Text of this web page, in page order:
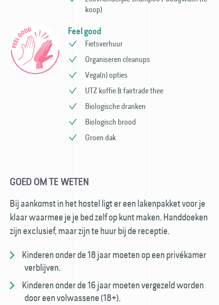
koop)
Feel good
Fietsverhuur
Organiseren cleanups
Vega(n) opties
UTZ koffie & fairtrade thee
Biologische dranken
Biologisch brood
Groen dak
GOED OM TE WETEN
Bij aankomst in het hostel ligt er een laken­pakket voor je
klaar waarmee je je bed zelf op kunt maken. Hand­doeken
zijn exclusief, maar zijn te huur bij de receptie.
Kinderen onder de 18 jaar moeten op een privé­kamer
verblijven.
Kinderen onder de 16 jaar moeten vergezeld worden
door een volwassene (18+).